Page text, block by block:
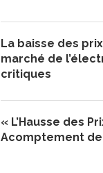
La baisse des
marché de
critiques
« L’Hausse des
Acomptement de